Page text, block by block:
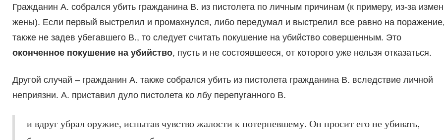
Гражданин А. собрался убить гражданина В. из пистолета по личным причинам (к примеру, из-за
жены). Если первый выстрелил и промахнулся, либо передумал и выстрелил все равно на
также не задев убегавшего В., то следует считать покушение на убийство совершенным. Это
оконченное покушение на убийство, пусть и не состоявшееся, от которого уже нельзя отказаться.
Другой случай – гражданин А. также собрался убить из пистолета гражданина В. вследствие личной
неприязни. А. приставил дуло пистолета ко лбу перепуганного В.
и вдруг убрал оружие, испытав чувство жалости к потерпевшему. Он просит его не убивать,